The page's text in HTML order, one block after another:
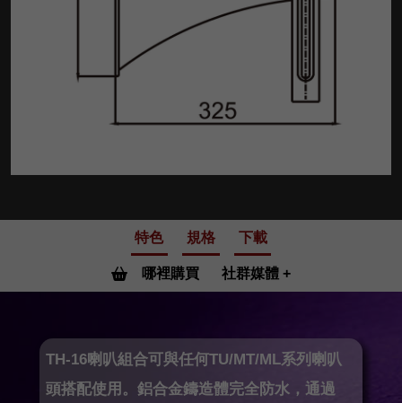
特色 規格 下載
哪裡購買 社群媒體
TH-16喇叭組合可與任何TU/MT/ML系列喇叭
頭搭配使用。鋁合金鑄造體完全防水，通過